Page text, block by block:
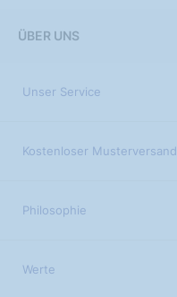
ÜBER UNS
Unser Service
Kostenloser Musterversand
Philosophie
Werte